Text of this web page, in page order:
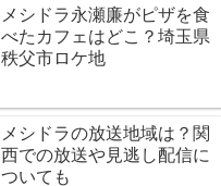
メシドラ永瀬廉がピザを食
べたカフェはどこ？埼玉県
秩父市ロケ地
メシドラの放送地域は？関
西での放送や見逃し配信に
ついても